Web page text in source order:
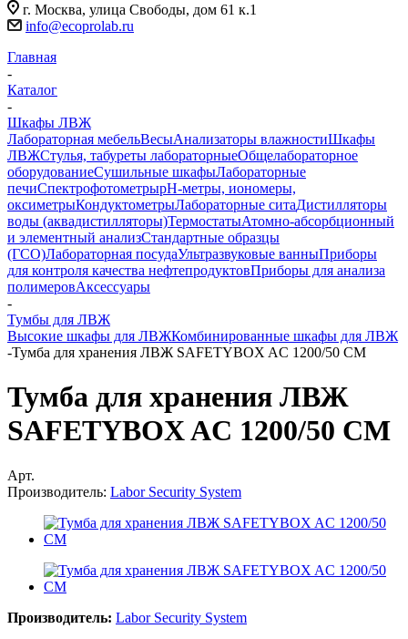
г. Москва, улица Свободы, дом 61 к.1
info@ecoprolab.ru
Главная
-
Каталог
-
Шкафы ЛВЖ
Лабораторная мебельВесыАнализаторы влажностиШкафы
ЛВЖСтулья, табуреты лабораторныеОбщелабораторное
оборудованиеСушильные шкафыЛабораторные
печиСпектрофотометрыpH-метры, иономеры,
оксиметрыКондуктометрыЛабораторные ситаДистилляторы
воды (аквадистилляторы)ТермостатыАтомно-абсорбционный
и элементный анализСтандартные образцы
(ГСО)Лабораторная посудаУльтразвуковые ванныПриборы
для контроля качества нефтепродуктовПриборы для анализа
полимеровАксессуары
-
Тумбы для ЛВЖ
Высокие шкафы для ЛВЖКомбинированные шкафы для ЛВЖ
-Тумба для хранения ЛВЖ SAFETYBOX AC 1200/50 CM
Тумба для хранения ЛВЖ
SAFETYBOX AC 1200/50 CM
Арт.
Производитель: Labor Security System
Производитель: Labor Security System